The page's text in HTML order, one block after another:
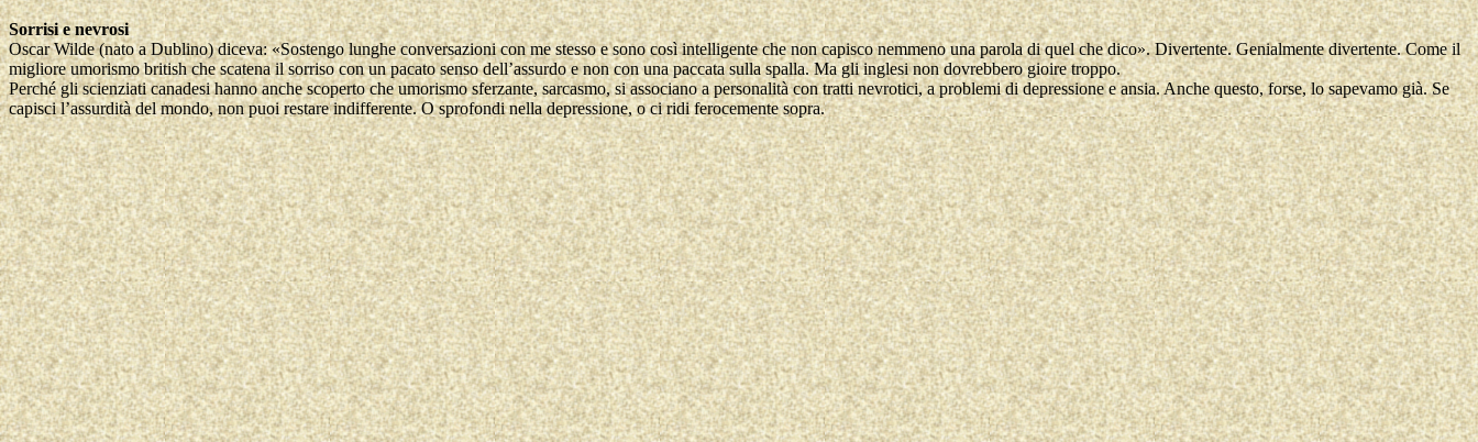
Sorrisi e nevrosi
Oscar Wilde (nato a Dublino) diceva: «Sostengo lunghe conversazioni con me stesso e sono così intelligente che non capisco nemmeno una parola di quel che dico». Divertente. Genialmente divertente. Come il
migliore umorismo british che scatena il sorriso con un pacato senso dell’assurdo e non con una paccata sulla spalla. Ma gli inglesi non dovrebbero gioire troppo.
Perché gli scienziati canadesi hanno anche scoperto che umorismo sferzante, sarcasmo, si associano a personalità con tratti nevrotici, a problemi di depressione e ansia. Anche questo, forse, lo sapevamo già. Se
capisci l’assurdità del mondo, non puoi restare indifferente. O sprofondi nella depressione, o ci ridi ferocemente sopra.